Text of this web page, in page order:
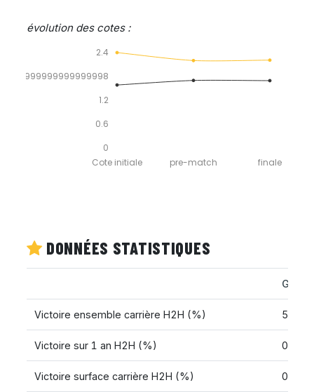
évolution des cotes :
0
0.6
1.2
1.7999999999999998
2.4
finale
pre-match
Cote initiale
DONNÉES STATISTIQUES
Victoire ensemble carrière H2H (%)
Victoire sur 1 an H2H (%) 0.00%
Victoire surface carrière H2H (%) 0.00%